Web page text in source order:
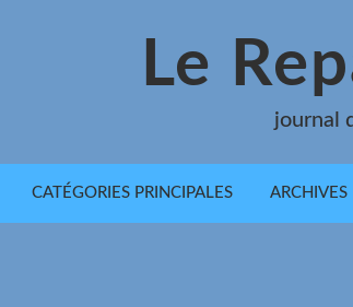
Le
journal
CATÉGORIES PRINCIPALES ARCHIVES